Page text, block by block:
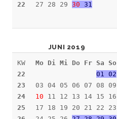
22
27 28 29 30 31
JUNI 2019
KW
22
23
24
25
Mo Di Mi Do Fr Sa So
01 02
03 04 05 06 07 08 09
10 11 12 13 14 15 16
17 18 19 20 21 22 23